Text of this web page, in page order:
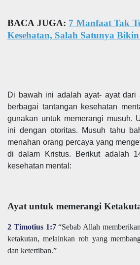
BACA JUGA: 7 Manfaat Tak
Kesehatan, Salah Satunya
Di bawah ini adalah ayat- ayat dari
berbagai tantangan kesehatan
gunakan untuk memerangi musuh.
ini dengan otoritas. Musuh tahu
menahan orang percaya yang
di dalam Kristus. Berikut adalah
kesehatan mental:
Ayat untuk memerangi
2 Timotius 1:7 “Sebab Allah
ketakutan, melainkan roh yang
dan ketertiban.”